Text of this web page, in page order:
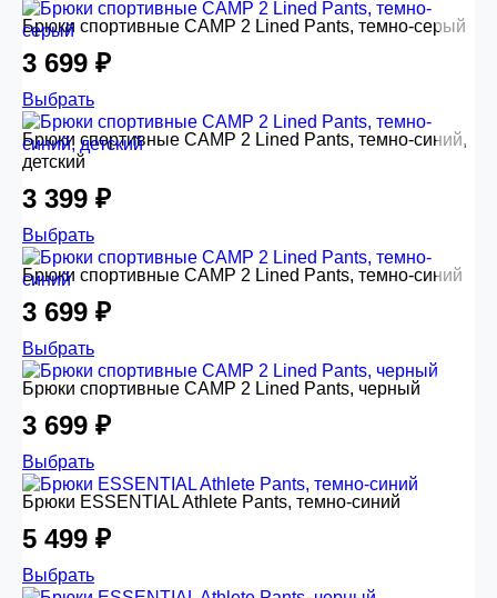
Брюки спортивные CAMP 2 Lined Pants, темно-серый
3 699 ₽
Выбрать
Брюки спортивные CAMP 2 Lined Pants, темно-синий,
детский
3 399 ₽
Выбрать
Брюки спортивные CAMP 2 Lined Pants, темно-синий
3 699 ₽
Выбрать
Брюки спортивные CAMP 2 Lined Pants, черный
3 699 ₽
Выбрать
Брюки ESSENTIAL Athlete Pants, темно-синий
5 499 ₽
Выбрать